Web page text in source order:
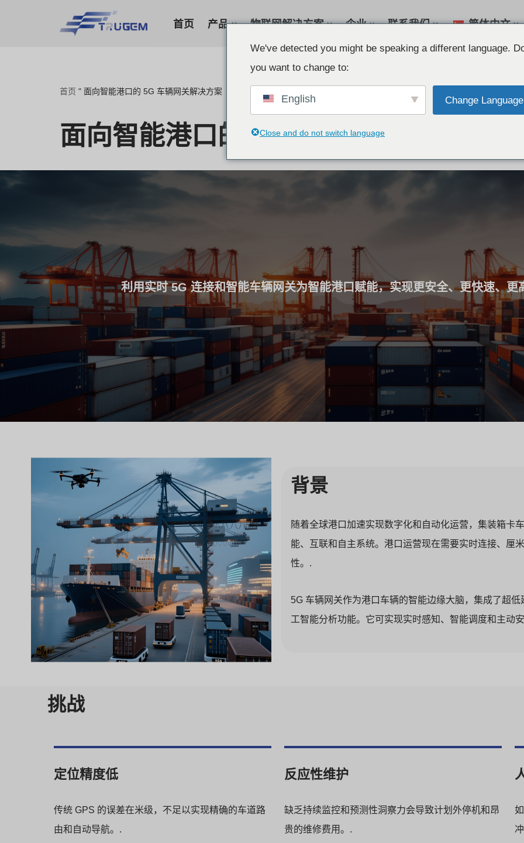
首页 产品 物联网解决方案 企业 联系我们 简体中文
首页 " 面向智能港口的 5G 车辆网关解决方案
面向智能港口的 5G 车辆网关解决方案
利用实时 5G 连接和智能车辆网关为智能港口赋能，实现更安全、更快速、更
背景
随着全球港口加速实现数字化和自动化运营，集装箱卡
能、互联和自主系统。港口运营现在需要实时连接、厘
性。.
5G 车辆网关作为港口车辆的智能边缘大脑，集成了超
工智能分析功能。它可实现实时感知、智能调度和主动
挑战
定位精度低
传统 GPS 的误差在米级，不足以实现精确的车道路
由和自动导航。.
反应性维护
缺乏持续监控和预测性洞察力会导致计划外停机和昂
贵的维修费用。.
We've detected you might be speaking a different language.
you want to change to:
English Change Language
Close and do not switch language